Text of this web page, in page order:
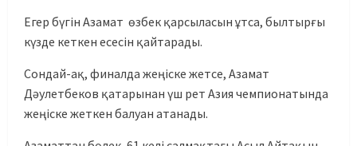
Егер бүгін Азамат өзбек қарсыласын ұтса, былтырғы
күзде кеткен есесін қайтарады.
Сондай-ақ, финалда жеңіске жетсе, Азамат
Дәулетбеков қатарынан үш рет Азия чемпионатында
жеңіске жеткен балуан атанады.